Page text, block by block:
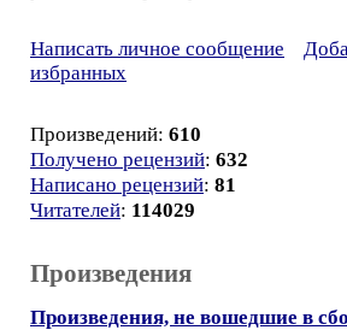
Написать личное сообщение
избранных
Произведений: 610
Получено рецензий: 632
Написано рецензий: 81
Читателей: 114029
Произведения
Произведения, не вошедшие в